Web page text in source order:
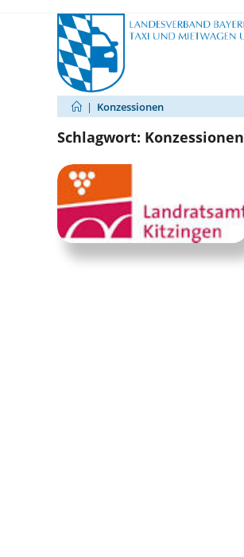
| Konzessionen
Schlagwort: Konzessionen